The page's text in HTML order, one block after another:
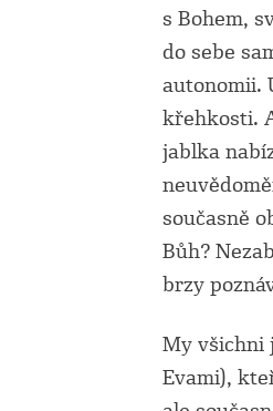
s Bohem,
do sebe
autonomii.
křehkosti.
jablka
současně
Bůh?
brzy
My všichni
Evami),